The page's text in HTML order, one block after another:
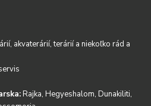
akvaterárií, terárií a niekoľko rád a
Rajka, Hegyeshalom, Dunakiliti,